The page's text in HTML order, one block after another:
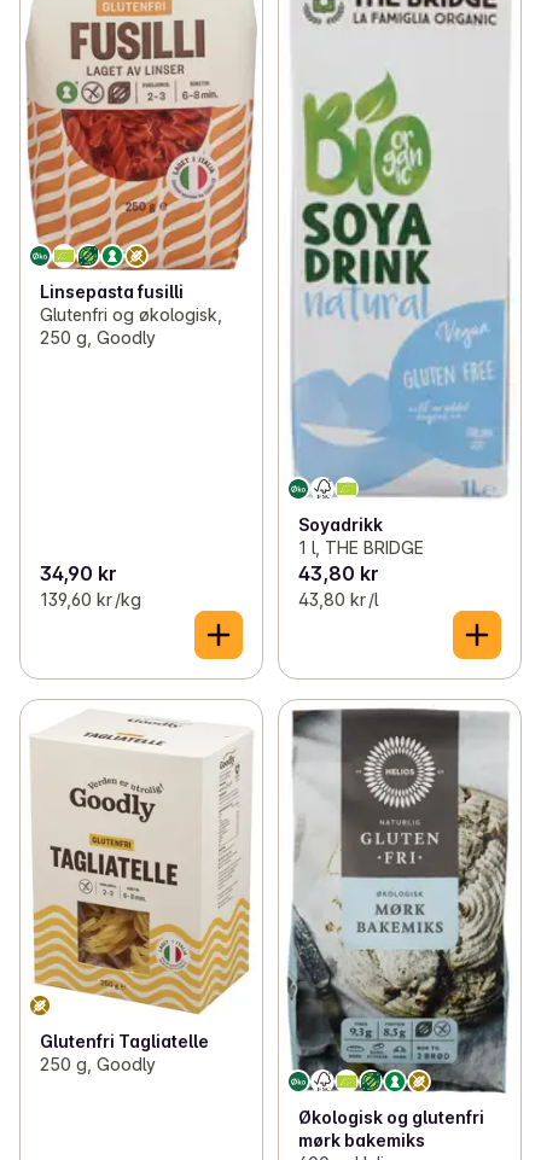
Linsepasta fusilli
Glutenfri og økologisk,
250 g, Goodly
34,90 kr
139,60 kr /kg
Soyadrikk
1 l, THE BRIDGE
43,80 kr
43,80 kr /l
Glutenfri Tagliatelle
250 g, Goodly
Økologisk og glutenfri
mørk bakemiks